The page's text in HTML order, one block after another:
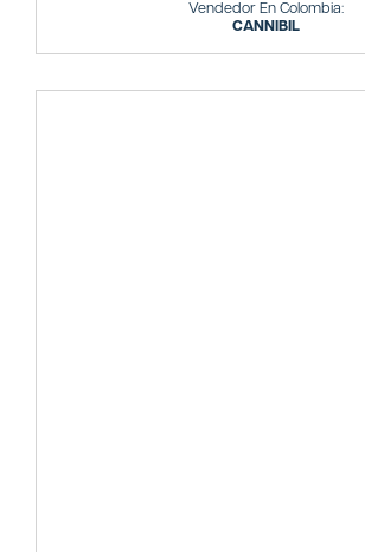
Vendedor En Colombia:
CANNIBIL